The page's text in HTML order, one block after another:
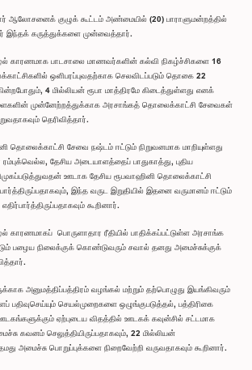
ஆலோசனைக் குழுக் கூட்டம் அண்மையில் (20) பாராளுமன்றத்தில்
இந்தக் கருத்துக்களை முன்வைத்தார்.
காரணமாக பாடசாலை மாணவர்களின் கல்வி நிகழ்ச்சிகளை 16
ஒளிபரப்புவதற்காக செலவிடப்படும் தொகை 22
4 மில்லியன் ரூபா மாத்திரமே கிடைத்துள்ளது எனக்
முன்னேற்றத்துக்காக அரசாங்கத் தொலைக்காட்சி சேவைகள்
தெரிவித்தார்.
தொலைக்காட்சி சேவை நஷ்டம் ஈட்டும் நிறுவனமாக மாறியுள்ளது
தேசிய அடையாளத்தைப் பாதுகாத்து, புதிய
ஊடாக தேசிய ரூபவாஹினி தொலைக்காட்சி
இந்த வருட இறுதியில் இதனை வருமானம் ஈட்டும்
கூறினார்.
பொருளாதார ரீதியில் பாதிக்கப்பட்டுள்ள அரசாங்க
பழைய நிலைக்குக் கொண்டுவரும் சவால் தனது அமைச்சுக்குக்
அனுமத்திப்பத்திரம் வழங்கல் மற்றும் தற்பொழுது இயங்கிவரும்
செயல்முறைகளை ஒழுங்குபடுத்தல், பத்திரிகை
ஏற்புடைய விதத்தில் ஊடகக் கவுன்சில் சட்டமாக
கவனம் செலுத்தியிருப்பதாகவும், 22 மில்லியன்
அமைச்சு பொறுப்புக்களை நிறைவேற்றி வருவதாகவும் கூறினார்.